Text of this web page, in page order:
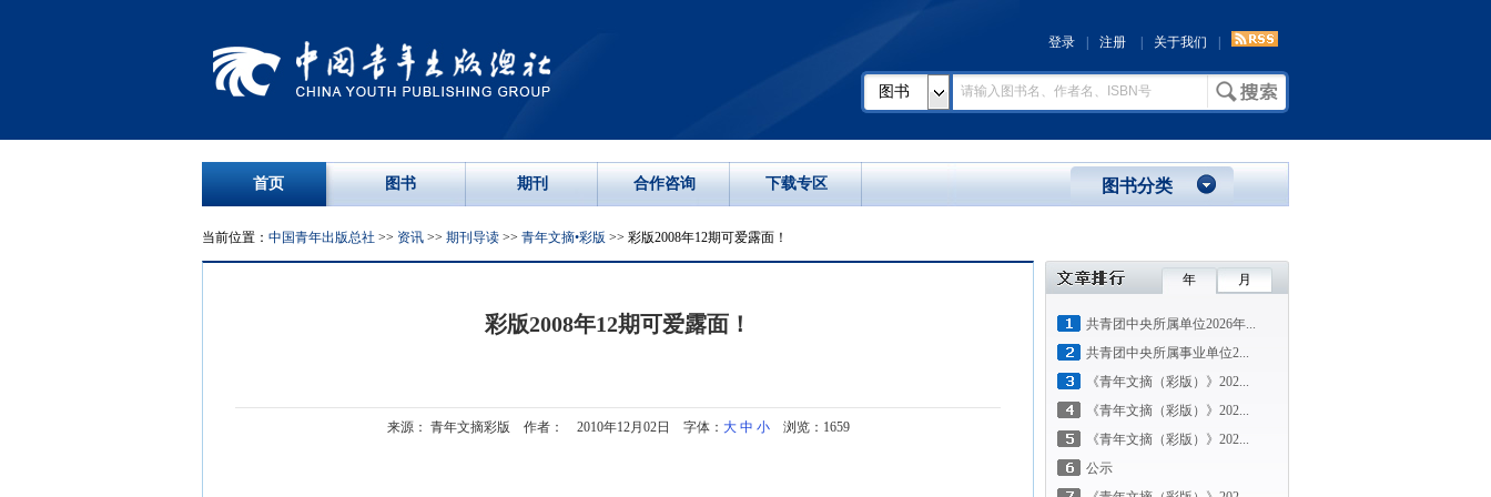
登录 注册 关于我们
图书
首页 图书 期刊 合作咨询 下载专区 图书分类
当前位置： 中国青年出版总社 >> 资讯 >> 期刊导读 >> 青年文摘•彩版 >> 彩版2008年12期可爱露面！
彩版2008年12期可爱露面！
来源： 青年文摘彩版 作者： 2010年12月02日 字体： 大 中 小浏览：1659
年 月
共青团中央所属单位2026年...
共青团中央所属事业单位2...
《青年文摘（彩版）》202...
《青年文摘（彩版）》202...
《青年文摘（彩版）》202...
公示